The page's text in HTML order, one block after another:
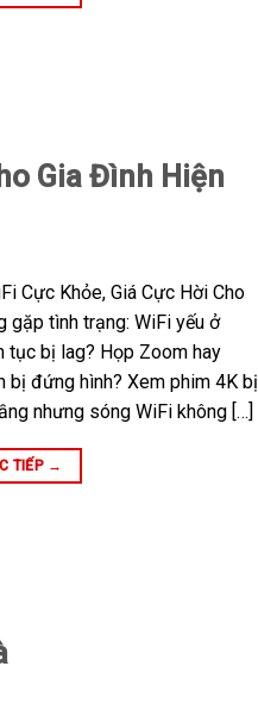
Gia Đình Hiện
Cực Khỏe, Giá Cực Hời Cho
gặp tình trạng: WiFi yếu ở
tục bị lag? Họp Zoom hay
bị đứng hình? Xem phim 4K bị
nhưng sóng WiFi không […]
TIẾP →